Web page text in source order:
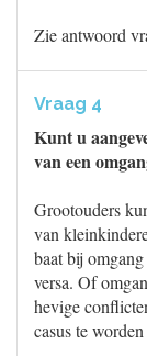
Zie antwoord
Vraag 4
Kunt u
van een
Grootouders
van
baat bij
versa. Of
hevige
casus te